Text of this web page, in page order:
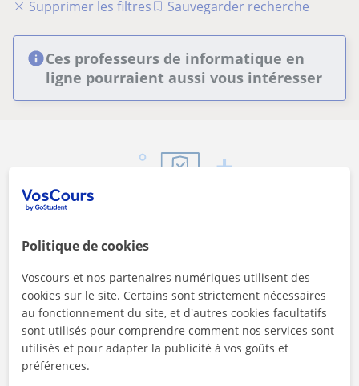
Supprimer les filtres Sauvegarder recherche
Ces professeurs de informatique en
ligne pourraient aussi vous intéresser
Contactez les enseignants via notre service de
Politique de cookies
Voscours et nos partenaires numériques utilisent des
cookies sur le site. Certains sont strictement nécessaires
au fonctionnement du site, et d'autres cookies facultatifs
sont utilisés pour comprendre comment nos services sont
utilisés et pour adapter la publicité à vos goûts et
préférences.